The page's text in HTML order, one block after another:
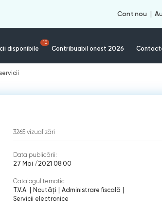
Cont nou
disponibile
10
Contribuabil onest 2026
3265 vizualizări
Data publicării:
27 Mai /2021 08:00
Catalogul tematic
T.V.A.
Noutăți Administrare fiscală
Servicii electronice